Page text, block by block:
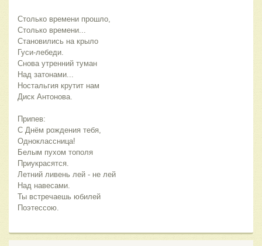
Столько времени прошло,
Столько времени...
Становились на крыло
Гуси-лебеди.
Снова утренний туман
Над затонами...
Ностальгия крутит нам
Диск Антонова.
Припев:
С Днём рождения тебя,
Одноклассница!
Белым пухом тополя
Приукрасятся.
Летний ливень лей - не лей
Над навесами.
Ты встречаешь юбилей
Поэтессою.